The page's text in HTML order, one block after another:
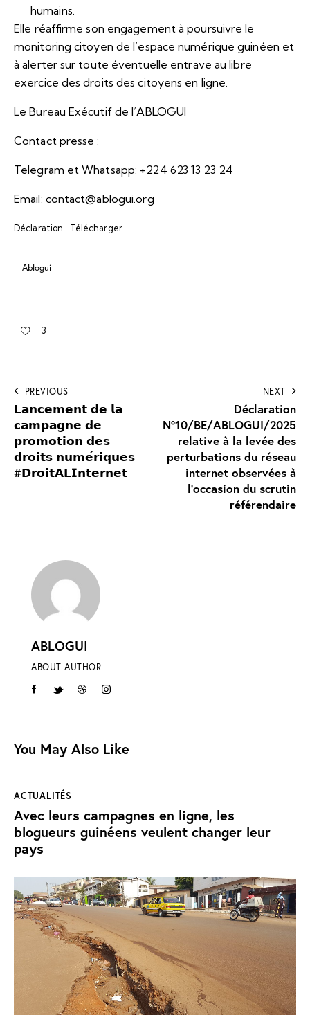
humains.
Elle réaffirme son engagement à poursuivre le
monitoring citoyen de l’espace numérique guinéen et
à alerter sur toute éventuelle entrave au libre
exercice des droits des citoyens en ligne.
Le Bureau Exécutif de l’ABLOGUI
Contact presse :
Telegram et Whatsapp: +224 623 13 23 24
Email: contact@ablogui.org
Déclaration Télécharger
Ablogui
3
PREVIOUS
𝗟𝗮𝗻𝗰𝗲𝗺𝗲𝗻𝘁 𝗱𝗲 𝗹𝗮
𝗰𝗮𝗺𝗽𝗮𝗴𝗻𝗲 𝗱𝗲
𝗽𝗿𝗼𝗺𝗼𝘁𝗶𝗼𝗻 𝗱𝗲𝘀
𝗱𝗿𝗼𝗶𝘁𝘀 𝗻𝘂𝗺𝗲́𝗿𝗶𝗾𝘂𝗲𝘀
#𝗗𝗿𝗼𝗶𝘁𝗔𝗟𝗜𝗻𝘁𝗲𝗿𝗻𝗲𝘁
NEXT
Déclaration
N°10/BE/ABLOGUI/2025
relative à la levée des
perturbations du réseau
internet observées à
l’occasion du scrutin
référendaire
ABLOGUI
ABOUT AUTHOR
You May Also Like
ACTUALITÉS
Avec leurs campagnes en ligne, les
blogueurs guinéens veulent changer leur
pays